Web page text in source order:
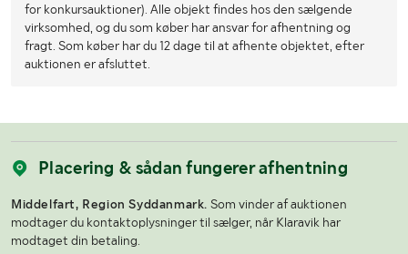
for konkursauktioner). Alle objekt findes hos den sælgende
virksomhed, og du som køber har ansvar for afhentning og
fragt. Som køber har du 12 dage til at afhente objektet, efter
auktionen er afsluttet.
Placering & sådan fungerer afhentning
Middelfart, Region Syddanmark. Som vinder af auktionen
modtager du kontaktoplysninger til sælger, når Klaravik har
modtaget din betaling.